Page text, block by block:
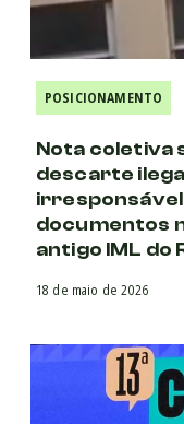
POSICIONAMENTO
Nota coletiva
descarte
irresponsável
documentos
antigo IML do
18 de maio de 2026